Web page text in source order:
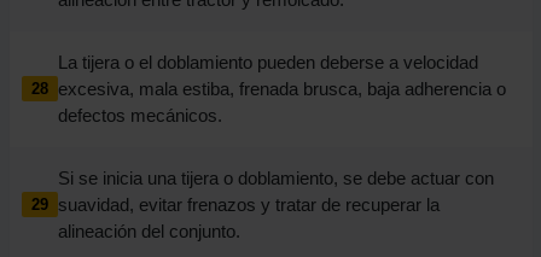
28
La tijera o el doblamiento pueden deberse a velocidad
excesiva, mala estiba, frenada brusca, baja adherencia o
defectos mecánicos.
29
Si se inicia una tijera o doblamiento, se debe actuar con
suavidad, evitar frenazos y tratar de recuperar la
alineación del conjunto.